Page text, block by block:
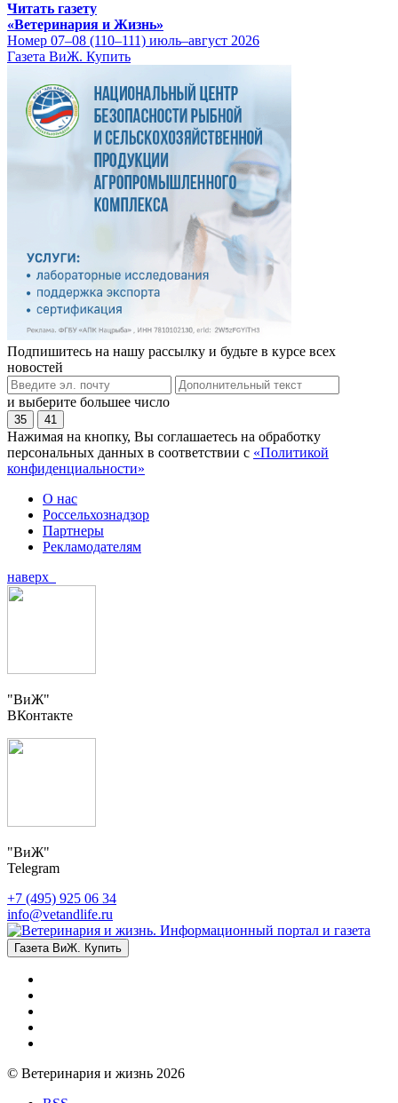
Читать газету
«Ветеринария и Жизнь»
Номер 07–08 (110–111) июль–август 2026
Газета ВиЖ. Купить
Подпишитесь на нашу рассылку и будьте в курсе всех
новостей
и выберите большее число
35 41
Нажимая на кнопку, Вы соглашаетесь на обработку
персональных данных в соответствии с «Политикой
конфиденциальности»
О нас
Россельхознадзор
Партнеры
Рекламодателям
наверх
"ВиЖ"
ВКонтакте
"ВиЖ"
Telegram
+7 (495) 925 06 34
info@vetandlife.ru
Газета ВиЖ. Купить
© Ветеринария и жизнь 2026